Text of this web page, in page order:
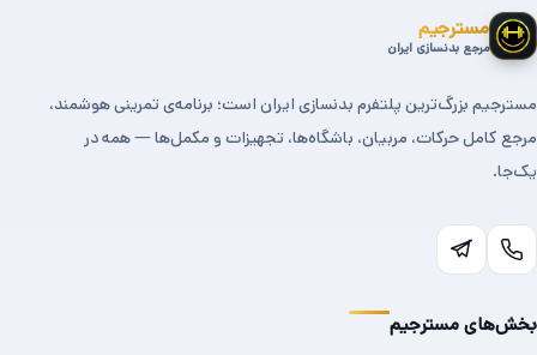
مسترجیم
مرجع بدنسازی ایران
مسترجیم بزرگ‌ترین پلتفرم بدنسازی ایران است؛ برنامه‌ی تمرینی هوشمند،
مرجع کامل حرکات، مربیان، باشگاه‌ها، تجهیزات و مکمل‌ها — همه در
یک‌جا.
بخش‌های مسترجیم